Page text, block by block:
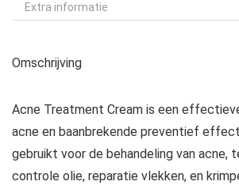
Extra informatie
Omschrijving
Acne Treatment Cream is een
acne en baanbrekende preventief
gebruikt voor de behandeling van acne,
controle olie, reparatie vlekken, en